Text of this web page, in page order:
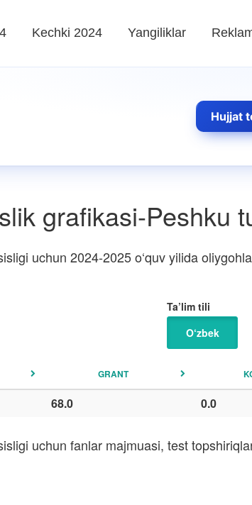
Kechki 2024 Yangiliklar
Hujjat
grafikasi-Peshku
uchun 2024-2025 o‘quv yilida
Ta’lim tili
O‘zbek
GRANT
68.0 0.0
uchun fanlar majmuasi, test